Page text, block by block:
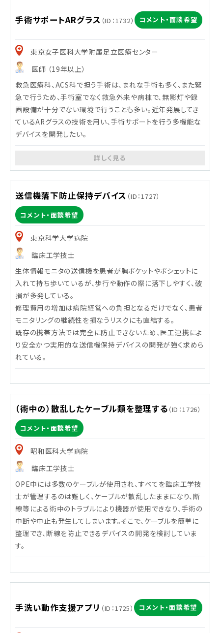
手術サポートARグラス （ID：1732） コメント・面談希望
東京女子医科大学附属足立医療センター
医師 （19年以上）
救急医療科、ACS科で担う手術は、まれな手術も多く、また緊
急で行うため、手術室でなく救急外来や病棟で、無影灯や録
画設備が十分でない環境で行うことも多い。近年発展してき
ているARグラスの技術を用い、手術サポートを行う多機能な
デバイスを開発したい。
デバイスが使われる疾患等の名称・概要
年間患者数
[自院] 20人
詳しく見る
送信機落下防止保持デバイス （ID：1727）
コメント・面談希望
東京科学大学病院
臨床工学技士
生体情報モニタの送信機を患者が胸ポケットやポシェットに
入れて持ち歩いているが、歩行や動作の際に落下しやすく、破
損が多発している。
修理費用の増加は病院経営への負担となるだけでなく、患者
モニタリングの継続性を損なうリスクにも直結する。
既存の携帯方法では完全に防止できないため、医工連携によ
り安全かつ実用的な送信機保持デバイスの開発が強く求めら
れている。
（術中の）散乱したケーブル類を整理する （ID：1726）
コメント・面談希望
昭和医科大学病院
臨床工学技士
OPE中には多数のケーブルが使用され、すべてを臨床工学技
士が管理するのは難しく、ケーブルが散乱したままになり、断
線等による術中のトラブルにより機器が使用できなり、手術の
中断や中止も発生してしまいます。そこで、ケーブルを簡単に
整理でき、断線を防止できるデバイスの開発を検討していま
す。
手洗い動作支援アプリ （ID：1725） コメント・面談希望